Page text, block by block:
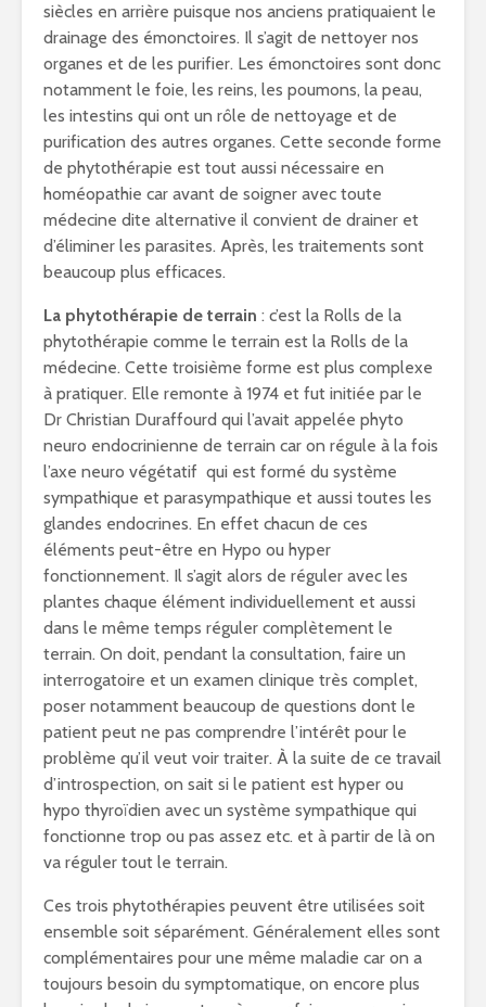
siècles en arrière puisque nos anciens pratiquaient le
drainage des émonctoires. Il s’agit de nettoyer nos
organes et de les purifier. Les émonctoires sont donc
notamment le foie, les reins, les poumons, la peau,
les intestins qui ont un rôle de nettoyage et de
purification des autres organes. Cette seconde forme
de phytothérapie est tout aussi nécessaire en
homéopathie car avant de soigner avec toute
médecine dite alternative il convient de drainer et
d’éliminer les parasites. Après, les traitements sont
beaucoup plus efficaces.
La phytothérapie de terrain : c’est la Rolls de la
phytothérapie comme le terrain est la Rolls de la
médecine. Cette troisième forme est plus complexe
à pratiquer. Elle remonte à 1974 et fut initiée par le
Dr Christian Duraffourd qui l’avait appelée phyto
neuro endocrinienne de terrain car on régule à la fois
l’axe neuro végétatif qui est formé du système
sympathique et parasympathique et aussi toutes les
glandes endocrines. En effet chacun de ces
éléments peut-être en Hypo ou hyper
fonctionnement. Il s’agit alors de réguler avec les
plantes chaque élément individuellement et aussi
dans le même temps réguler complètement le
terrain. On doit, pendant la consultation, faire un
interrogatoire et un examen clinique très complet,
poser notamment beaucoup de questions dont le
patient peut ne pas comprendre l’intérêt pour le
problème qu’il veut voir traiter. À la suite de ce travail
d’introspection, on sait si le patient est hyper ou
hypo thyroïdien avec un système sympathique qui
fonctionne trop ou pas assez etc. et à partir de là on
va réguler tout le terrain.
Ces trois phytothérapies peuvent être utilisées soit
ensemble soit séparément. Généralement elles sont
complémentaires pour une même maladie car on a
toujours besoin du symptomatique, on encore plus